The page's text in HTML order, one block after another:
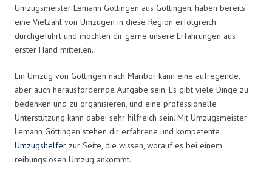
Umzugsmeister Lemann Göttingen aus Göttingen, haben bereits
eine Vielzahl von Umzügen in diese Region erfolgreich
durchgeführt und möchten dir gerne unsere Erfahrungen aus
erster Hand mitteilen.
Ein Umzug von Göttingen nach Maribor kann eine aufregende,
aber auch herausfordernde Aufgabe sein. Es gibt viele Dinge zu
bedenken und zu organisieren, und eine professionelle
Unterstützung kann dabei sehr hilfreich sein. Mit Umzugsmeister
Lemann Göttingen stehen dir erfahrene und kompetente
Umzugshelfer zur Seite, die wissen, worauf es bei einem
reibungslosen Umzug ankommt.